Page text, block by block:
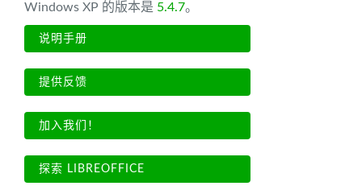
Windows XP 的版本是 5.4.7。
说明手册
提供反馈
加入我们！
探索 LIBREOFFICE